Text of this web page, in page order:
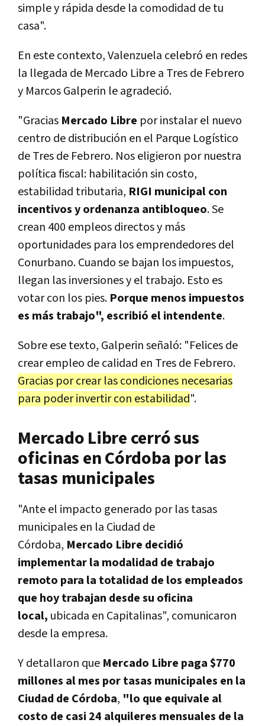
simple y rápida desde la comodidad de tu
casa".
En este contexto, Valenzuela celebró en redes
la llegada de Mercado Libre a Tres de Febrero
y Marcos Galperin le agradeció.
"Gracias Mercado Libre por instalar el nuevo
centro de distribución en el Parque Logístico
de Tres de Febrero. Nos eligieron por nuestra
política fiscal: habilitación sin costo,
estabilidad tributaria, RIGI municipal con
incentivos y ordenanza antibloqueo. Se
crean 400 empleos directos y más
oportunidades para los emprendedores del
Conurbano. Cuando se bajan los impuestos,
llegan las inversiones y el trabajo. Esto es
votar con los pies. Porque menos impuestos
es más trabajo", escribió el intendente.
Sobre ese texto, Galperin señaló: "Felices de
crear empleo de calidad en Tres de Febrero.
Gracias por crear las condiciones necesarias
para poder invertir con estabilidad".
Mercado Libre cerró sus
oficinas en Córdoba por las
tasas municipales
"Ante el impacto generado por las tasas
municipales en la Ciudad de
Córdoba, Mercado Libre decidió
implementar la modalidad de trabajo
remoto para la totalidad de los empleados
que hoy trabajan desde su oficina
local, ubicada en Capitalinas", comunicaron
desde la empresa.
Y detallaron que Mercado Libre paga $770
millones al mes por tasas municipales en la
Ciudad de Córdoba, "lo que equivale al
costo de casi 24 alquileres mensuales de la